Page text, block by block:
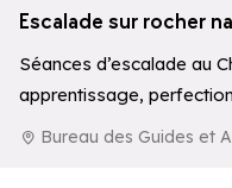
Escalade sur rocher
Séances d’escalade au
apprentissage,
sur rocher naturel.
Bureau des Guides et Accompagnateurs